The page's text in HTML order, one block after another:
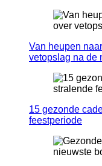
Van heupen
vetopslag na de
15 gezonde
feestperiode